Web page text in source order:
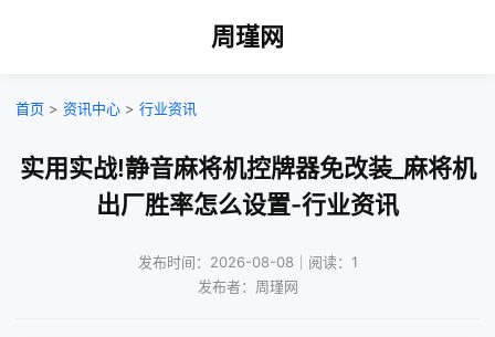
周瑾网
首页 > 资讯中心 > 行业资讯
实用实战!静音麻将机控牌器免改装_麻将机
出厂胜率怎么设置-行业资讯
发布时间：2026-08-08｜阅读：1
发布者：周瑾网